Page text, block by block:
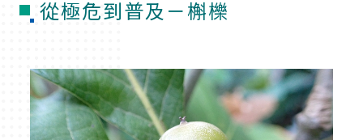
從極危到普及－槲櫟